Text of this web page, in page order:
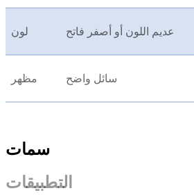
لون عديم اللون أو أصفر فاتح
مظهر سائل واضح
سمات
التطبيقات